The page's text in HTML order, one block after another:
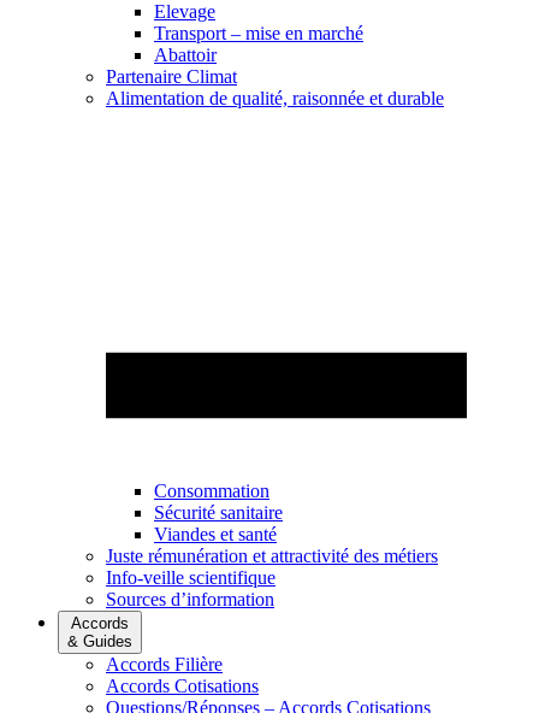
Elevage
Transport – mise en marché
Abattoir
Partenaire Climat
Alimentation de qualité, raisonnée et durable
Consommation
Sécurité sanitaire
Viandes et santé
Juste rémunération et attractivité des métiers
Info-veille scientifique
Sources d’information
Accords
& Guides
Accords Filière
Accords Cotisations
Questions/Réponses – Accords Cotisations